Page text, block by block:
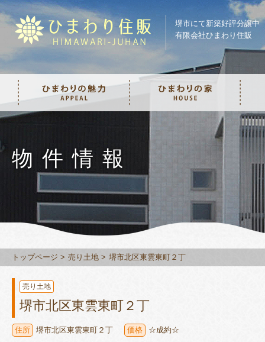
堺市にて新築好評分譲中
有限会社ひまわり住販
物件情報
トップページ 売り土地 堺市北区東雲東町２丁
売り土地
堺市北区東雲東町２丁
住所 堺市北区東雲東町２丁 価格 ☆成約☆